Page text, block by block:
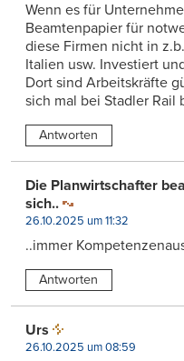
Wenn es für
Beamtenpapier für
diese Firmen nicht in
Italien usw. Investiert
Dort sind Arbeitskräfte
sich mal bei Stadler Rail
Antworten
Die Planwirtschafter
sich..
26.10.2025 um 11:32
..immer
Antworten
Urs
26.10.2025 um 08:59